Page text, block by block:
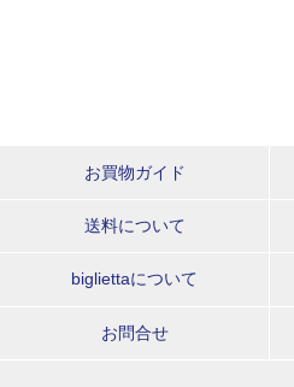
お買物ガイド
送料について
bigliettaについて
お問合せ